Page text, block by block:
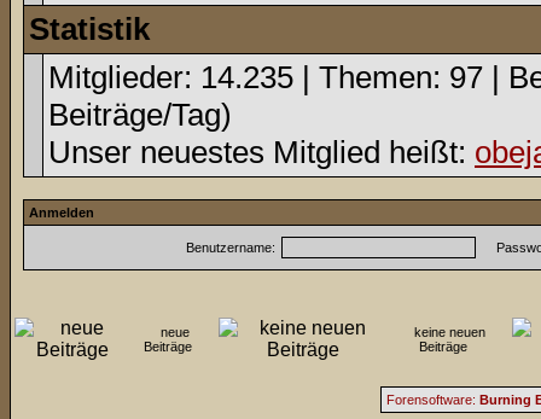
Statistik
Mitglieder: 14.235 | Themen: 97 |
Beiträge/Tag)
Unser neuestes Mitglied heißt:
Anmelden
Benutzername:
neue
Beiträge
keine neuen
Beiträge
Forensoftware: Burning